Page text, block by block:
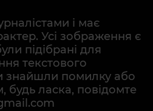
і має
Усі зображення є
підібрані для
текстового
знайшли помилку або
будь ласка, повідомте